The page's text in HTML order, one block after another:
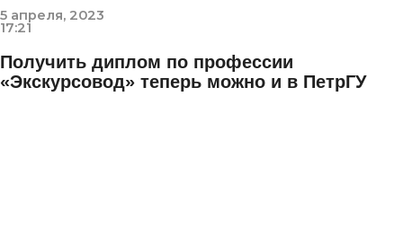
5 апреля, 2023
17:21
Получить диплом по профессии
«Экскурсовод» теперь можно и в ПетрГУ